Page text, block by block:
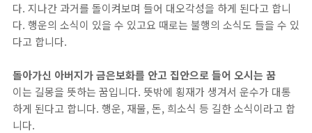
다. 지나간 과거를 돌이켜보며 들어 대오각성을 하게 된다고 합니
다. 행운의 소식이 있을 수 있고요 때로는 불행의 소식도 들을 수 있
다고 합니다.
돌아가신 아버지가 금은보화를 안고 집안으로 들어 오시는 꿈
이는 길몽을 뜻하는 꿈입니다. 뜻밖에 횡재가 생겨서 운수가 대통
하게 된다고 합니다. 행운, 재물, 돈, 희소식 등 길한 소식이라고 합
니다.